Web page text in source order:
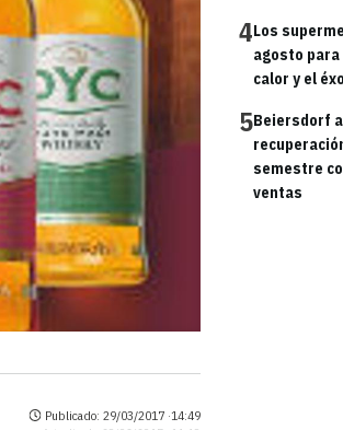
4Los
agosto
calor y el
5Beiersdorf
semestre
ventas
Publicado: 29/03/2017 ·14:49